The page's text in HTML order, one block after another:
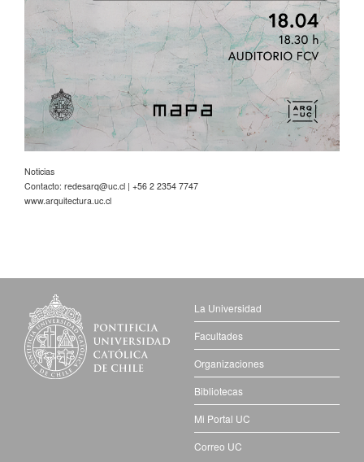
Noticias
Contacto: redesarq@uc.cl | +56 2 2354 7747
www.arquitectura.uc.cl
La Universidad
Facultades
Organizaciones
Bibliotecas
Mi Portal UC
Correo UC